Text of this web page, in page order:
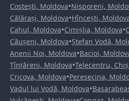
Costești, Moldova•Nisporeni,
Călărași, Moldova•Hîncești,
Cahul, Moldova•Cimișlia, Moldova•
Căușeni, Moldova•Ștefan Vodă,
Anenii Noi, Moldova•Bacioi,
Țînțăreni, Moldova•Telecentru,
Cricova, Moldova•Peresecina,
Vadul lui Vodă, Moldova•